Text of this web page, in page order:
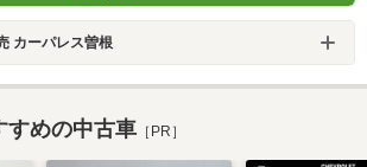
カーパレス曽根
すめの中古車 ［PR］